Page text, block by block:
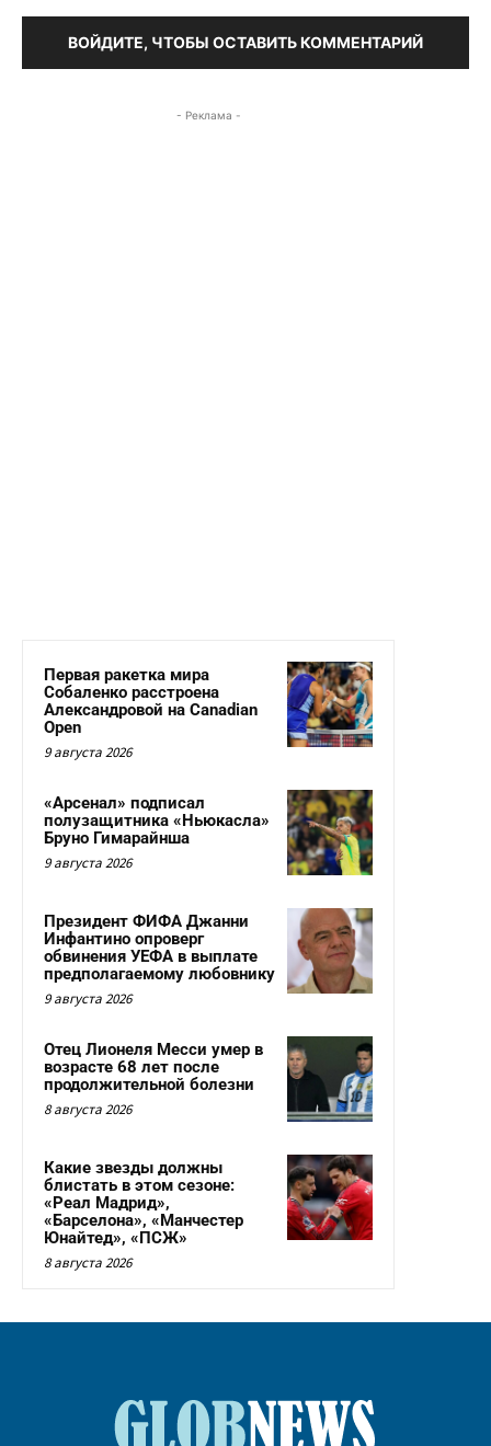
ВОЙДИТЕ, ЧТОБЫ ОСТАВИТЬ КОММЕНТАРИЙ
- Реклама -
Первая ракетка мира
Собаленко расстроена
Александровой на Canadian
Open
9 августа 2026
«Арсенал» подписал
полузащитника «Ньюкасла»
Бруно Гимарайнша
9 августа 2026
Президент ФИФА Джанни
Инфантино опроверг
обвинения УЕФА в выплате
предполагаемому любовнику
9 августа 2026
Отец Лионеля Месси умер в
возрасте 68 лет после
продолжительной болезни
8 августа 2026
Какие звезды должны
блистать в этом сезоне:
«Реал Мадрид»,
«Барселона», «Манчестер
Юнайтед», «ПСЖ»
8 августа 2026